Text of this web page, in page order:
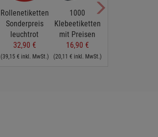
Rollenetiketten
Sonderpreis
leuchtrot
32,90 €
(39,15 € inkl. MwSt.)
1000
Klebeetiketten
mit Preisen
16,90 €
(20,11 € inkl. MwSt.)